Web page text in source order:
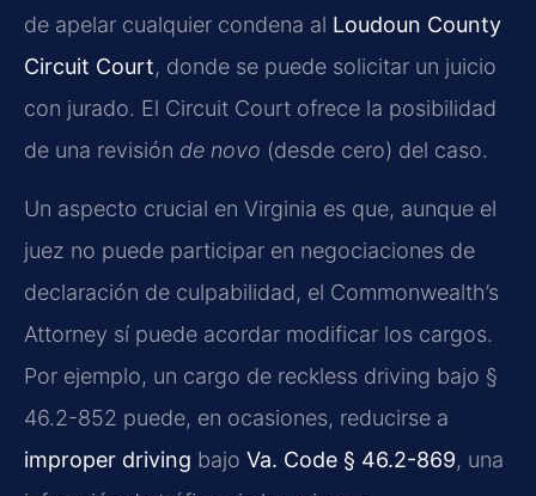
de apelar cualquier condena al Loudoun County
Circuit Court, donde se puede solicitar un juicio
con jurado. El Circuit Court ofrece la posibilidad
de una revisión de novo (desde cero) del caso.
Un aspecto crucial en Virginia es que, aunque el
juez no puede participar en negociaciones de
declaración de culpabilidad, el Commonwealth’s
Attorney sí puede acordar modificar los cargos.
Por ejemplo, un cargo de reckless driving bajo §
46.2-852 puede, en ocasiones, reducirse a
improper driving bajo Va. Code § 46.2-869, una